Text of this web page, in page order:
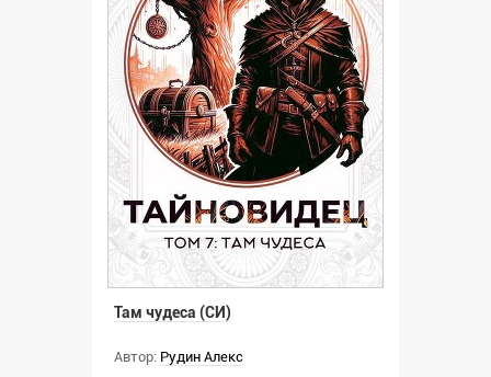
Там чудеса (СИ)
Автор: Рудин Алекс